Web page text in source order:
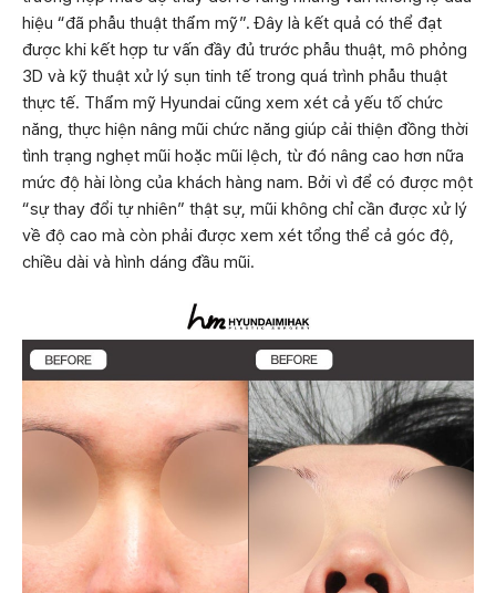
hiệu “đã phẫu thuật thẩm mỹ”. Đây là kết quả có thể đạt
được khi kết hợp tư vấn đầy đủ trước phẫu thuật, mô phỏng
3D và kỹ thuật xử lý sụn tinh tế trong quá trình phẫu thuật
thực tế. Thẩm mỹ Hyundai cũng xem xét cả yếu tố chức
năng, thực hiện nâng mũi chức năng giúp cải thiện đồng thời
tình trạng nghẹt mũi hoặc mũi lệch, từ đó nâng cao hơn nữa
mức độ hài lòng của khách hàng nam. Bởi vì để có được một
“sự thay đổi tự nhiên” thật sự, mũi không chỉ cần được xử lý
về độ cao mà còn phải được xem xét tổng thể cả góc độ,
chiều dài và hình dáng đầu mũi.